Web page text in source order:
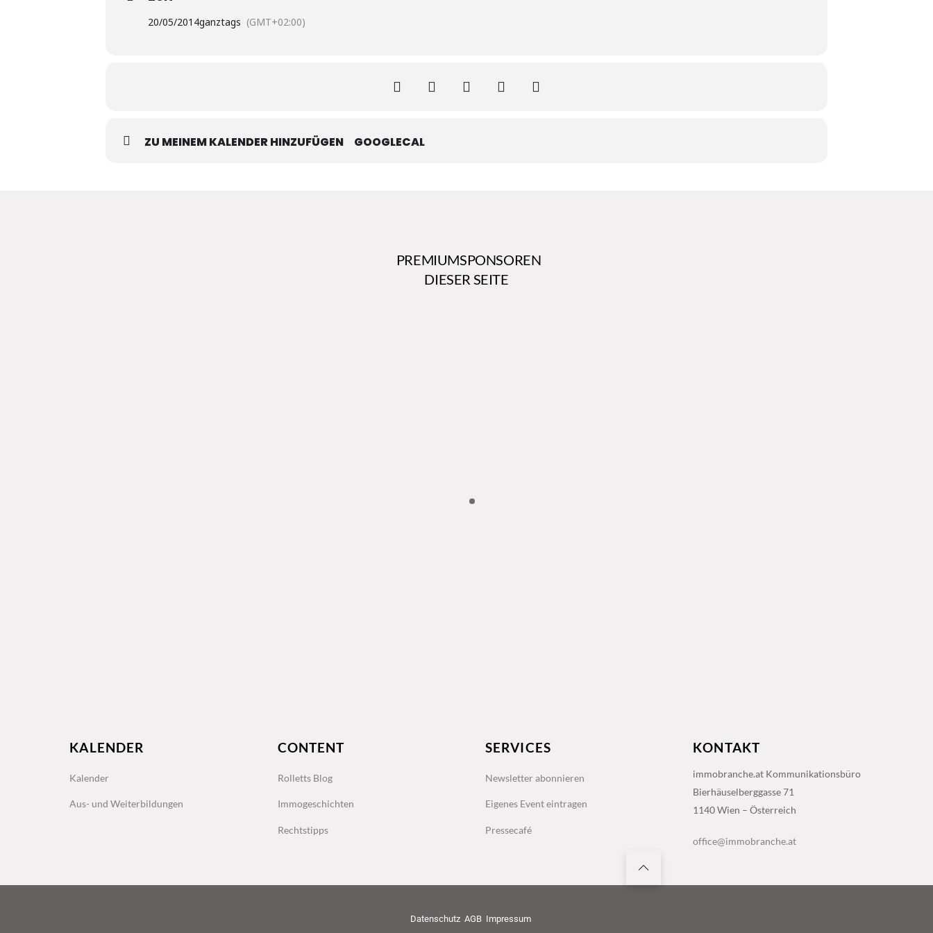
20/05/2014ganztags (GMT+02:00)
ZU MEINEM KALENDER HINZUFÜGEN GOOGLECAL
PREMIUMSPONSOREN
DIESER SEITE
KALENDER
Kalender
Aus- und Weiterbildungen
CONTENT
Rolletts Blog
Immogeschichten
Rechtstipps
SERVICES
Newsletter abonnieren
Eigenes Event eintragen
Pressecafé
KONTAKT
immobranche.at Kommunikationsbüro
Bierhäuselberggasse 71
1140 Wien – Österreich
office@immobranche.at
Datenschutz AGB Impressum